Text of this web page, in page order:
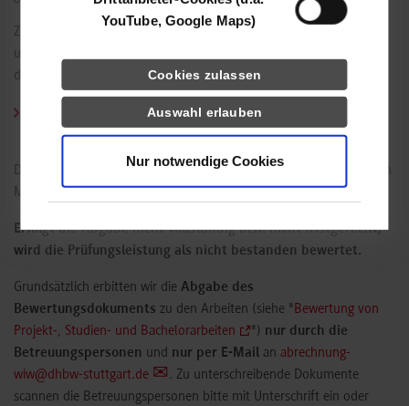
YouTube, Google Maps)
Cookies zulassen
Auswahl erlauben
Nur notwendige Cookies
Zusätzlich zur Praxisarbeit muss eine studentische Reflexion (Teil A
und B) abgegeben werden, das Reflexionsformular A muss durch
die Ausbildungsleitung unterschrieben sein:
Vorlagen studentische Reflexion auf dem zentralen Server der
DHBW unter "Reflexion der Praxisphasen"
Diese Formulare sind als PDF-Datei ebenfalls in der entsprechenden
Moodle-Seite hochzuladen.
Erfolgt die Abgabe nicht vollständig bzw. nicht fristgerecht,
wird die Prüfungsleistung als nicht bestanden bewertet.
Grundsätzlich erbitten wir die Abgabe des
Bewertungsdokuments zu den Arbeiten (siehe " Bewertung von
Projekt-, Studien- und Bachelorarbeiten
") nur durch die
Betreuungspersonen und nur per E-Mail an abrechnung-
wiw@dhbw-stuttgart.de
. Zu unterschreibende Dokumente
scannen die Betreuungspersonen bitte mit Unterschrift ein oder